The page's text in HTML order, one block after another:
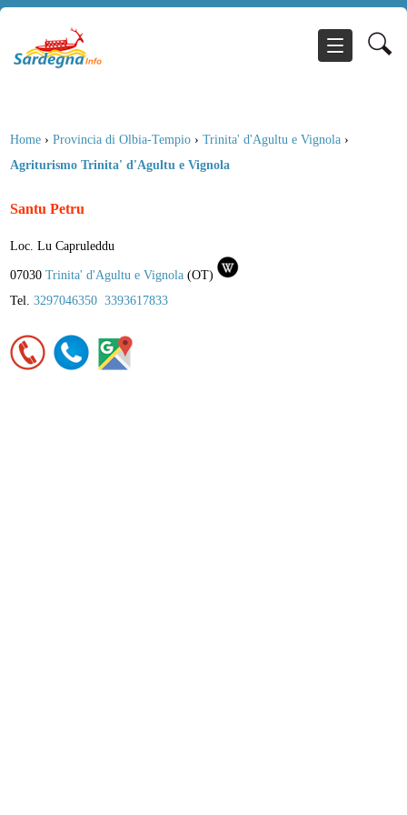
Home › Provincia di Olbia-Tempio › Trinita' d'Agultu e Vignola ›
Agriturismo Trinita' d'Agultu e Vignola
Santu Petru
Loc. Lu Capruleddu
07030 Trinita' d'Agultu e Vignola (OT)
Tel. 3297046350 3393617833